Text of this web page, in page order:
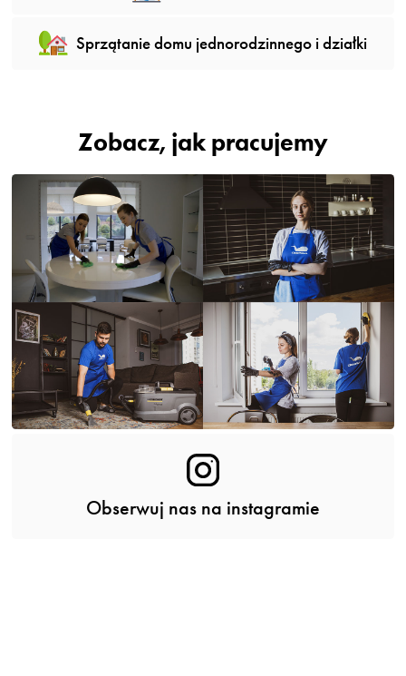
Sprzątanie domu jednorodzinnego i działki
Zobacz, jak pracujemy
Obserwuj nas na instagramie